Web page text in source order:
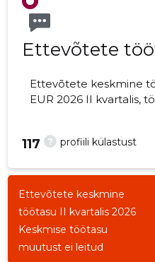
Ettevõtete
Ettevõtete keskmine töötasu
EUR 2026 II kvartalis,
? profiili külastust
117
Ettevõtete keskmine
töötasu II kvartalis 2026
Keskmise töötasu
muutust ei leitud